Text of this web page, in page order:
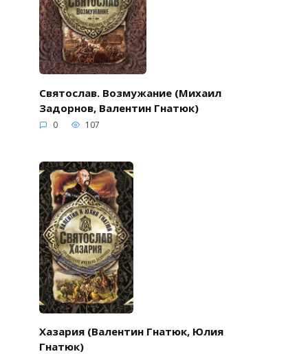
Святослав. Возмужание (Михаил
Задорнов, Валентин Гнатюк)
0 107
Хазария (Валентин Гнатюк, Юлия
Гнатюк)